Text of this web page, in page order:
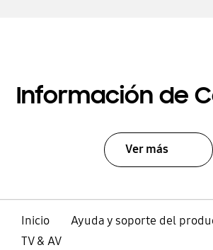
Información de
Ver más
Inicio
Ayuda y soporte del
TV & AV